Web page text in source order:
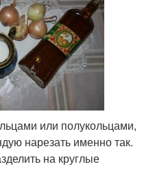
или полукольцами,
нарезать именно так.
на круглые